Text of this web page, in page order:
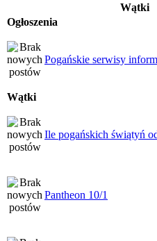
Wątki
Ogłoszenia
Pogańskie serwisy
Wątki
Ile pogańskich świątyń
Pantheon 10/1